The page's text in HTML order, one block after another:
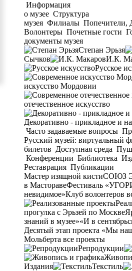
Информация
о музее Структура
музея Филиалы Попечители,
Волонтеры Почетные гости
документы музея
Степан Эрьзя
Сычков
И.К.
Русское
искусство Мордовии
отечественное искусство
Декоративно - прикладное и
Часто задаваемые вопросы
Русский музей: виртуальный
билетов Доступная среда
Конференции Библиотека
Реставрация Публикации
Мастер изящной кистиСОЮЗ
в МасторавеФестиваль
невидимое»Клуб волонтеров
прогулка с Эрьзей по Москве
знаний в музее»«И в
Десятый этап проекта «Мы
Мольберта все проекты
Репродукции
Издания
Текстиль